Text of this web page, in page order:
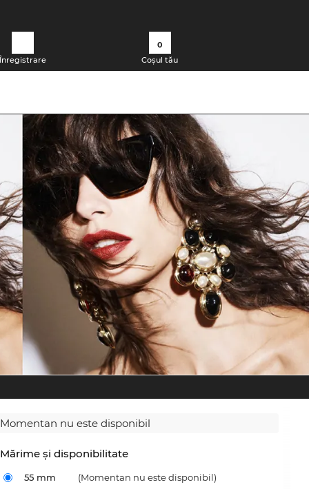
Înregistrare
0
Coșul tău
Momentan nu este disponibil
Mărime şi disponibilitate
55 mm (Momentan nu este disponibil)